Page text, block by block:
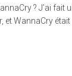
? J’ai fait
et WannaCry